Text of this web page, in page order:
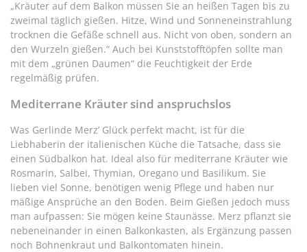
„Kräuter auf dem Balkon müssen Sie an heißen Tagen bis zu
zweimal täglich gießen. Hitze, Wind und Sonneneinstrahlung
trocknen die Gefäße schnell aus. Nicht von oben, sondern an
den Wurzeln gießen.“ Auch bei Kunststofftöpfen sollte man
mit dem „grünen Daumen“ die Feuchtigkeit der Erde
regelmäßig prüfen.
Mediterrane Kräuter sind anspruchslos
Was Gerlinde Merz’ Glück perfekt macht, ist für die
Liebhaberin der italienischen Küche die Tatsache, dass sie
einen Südbalkon hat. Ideal also für mediterrane Kräuter wie
Rosmarin, Salbei, Thymian, Oregano und Basilikum. Sie
lieben viel Sonne, benötigen wenig Pflege und haben nur
mäßige Ansprüche an den Boden. Beim Gießen jedoch muss
man aufpassen: Sie mögen keine Staunässe. Merz pflanzt sie
nebeneinander in einen Balkonkasten, als Ergänzung passen
noch Bohnenkraut und Balkontomaten hinein.